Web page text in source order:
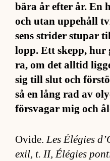
bära år ef­ter år. En
och utan uppe­håll
sens stri­der stu­par
lopp. Ett skepp,
ra, om det all­tid
sig till slut och
så en lång rad av
för­sva­gar mig och
Ovi­de.Les Élé­gies
ex­il, t. II, Élé­gies